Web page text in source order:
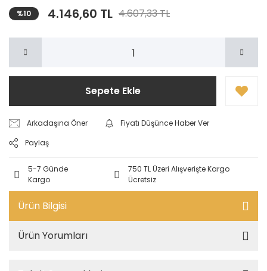
%10 4.146,60 TL 4.607,33 TL
Sepete Ekle
Arkadaşına Öner
Fiyatı Düşünce Haber Ver
Paylaş
5-7 Günde
Kargo
750 TL Üzeri Alışverişte Kargo
Ücretsiz
Ürün Bilgisi
Ürün Yorumları